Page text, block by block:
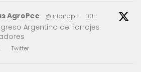
AgroPec @infonap · 10h
Argentino de Forrajes
Twitter